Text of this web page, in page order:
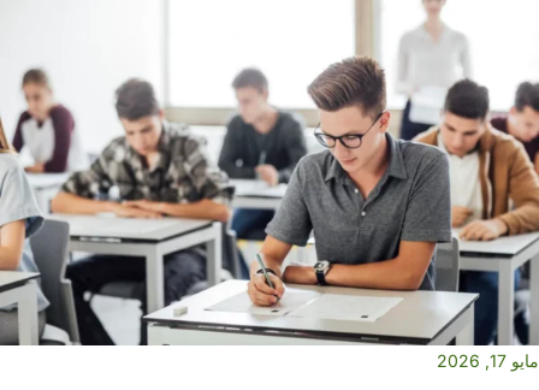
مايو 17, 2026